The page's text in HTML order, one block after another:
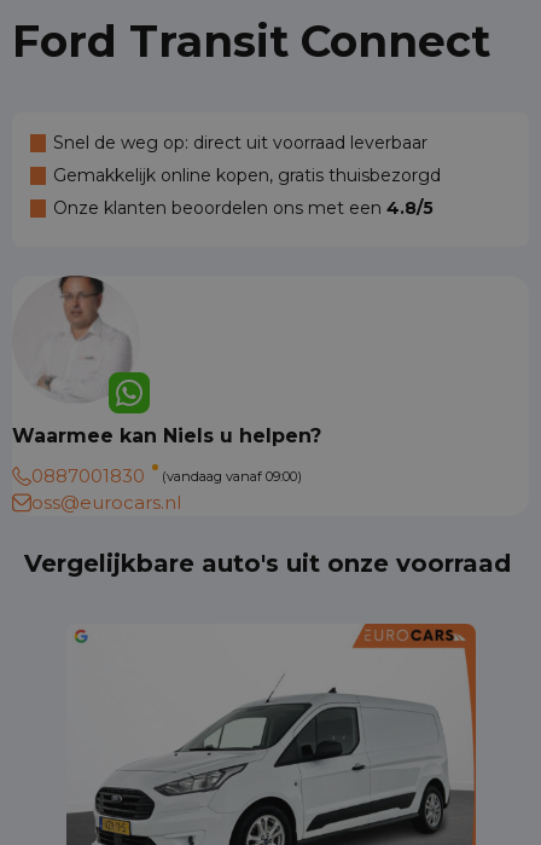
Ford Transit Connect
Snel de weg op: direct uit voorraad leverbaar
Gemakkelijk online kopen, gratis thuisbezorgd
Onze klanten beoordelen ons met een 4.8/5
Waarmee kan Niels u helpen?
0887001830
(vandaag vanaf 09:00)
oss@eurocars.nl
Vergelijkbare auto's uit onze voorraad